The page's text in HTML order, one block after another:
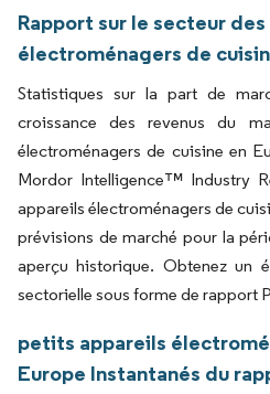
Rapport sur le secteur
électroménagers de
Statistiques sur la part de
croissance des revenus du
électroménagers de cuisine en
Mordor Intelligence™ Industry
appareils électroménagers de
prévisions de marché pour la
aperçu historique. Obtenez un
sectorielle sous forme de rapport
petits appareils
Europe Instantanés du